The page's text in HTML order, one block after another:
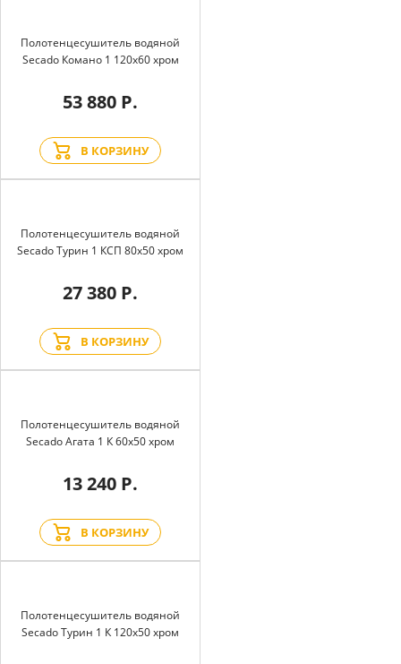
Полотенцесушитель водяной
Secado Комано 1 120x60 хром
53 880 Р.
В КОРЗИНУ
Полотенцесушитель водяной
Secado Турин 1 КСП 80x50 хром
27 380 Р.
В КОРЗИНУ
Полотенцесушитель водяной
Secado Агата 1 К 60x50 хром
13 240 Р.
В КОРЗИНУ
Полотенцесушитель водяной
Secado Турин 1 К 120x50 хром